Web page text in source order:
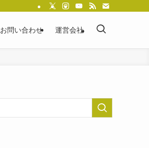
お問い合わせ 運営会社